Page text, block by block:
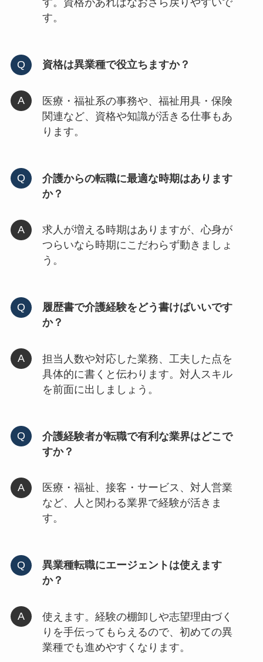
す。資格があればなおさら戻りやすいで
す。
資格は異業種で役立ちますか？
医療・福祉系の事務や、福祉用具・保険
関連など、資格や知識が活きる仕事もあ
ります。
介護からの転職に最適な時期はあります
か？
求人が増える時期はありますが、心身が
つらいなら時期にこだわらず動きましょ
う。
履歴書で介護経験をどう書けばいいです
か？
担当人数や対応した業務、工夫した点を
具体的に書くと伝わります。対人スキル
を前面に出しましょう。
介護経験者が転職で有利な業界はどこで
すか？
医療・福祉、接客・サービス、対人営業
など、人と関わる業界で経験が活きま
す。
異業種転職にエージェントは使えます
か？
使えます。経験の棚卸しや志望理由づく
りを手伝ってもらえるので、初めての異
業種でも進めやすくなります。